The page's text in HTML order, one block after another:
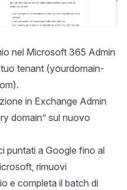
nel Microsoft 365 Admin
tenant (yourdomain-
in Exchange Admin
domain” sul nuovo
puntati a Google fino al
rimuovi
e completa il batch di